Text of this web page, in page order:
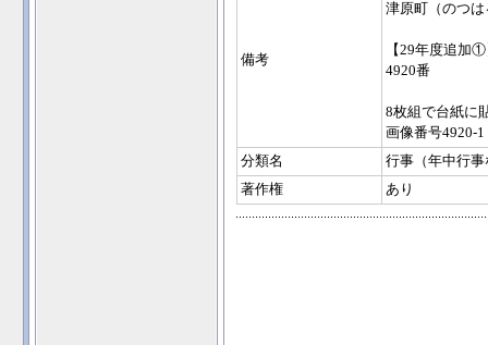
備考
津原町（のつ
【29年度追加
4920番
8枚組で台紙に
画像番号4920-1
分類名
行事（年中行事
著作権
あり